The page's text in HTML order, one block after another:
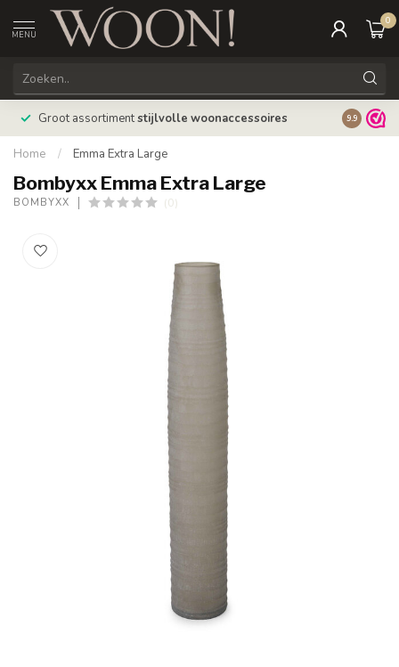
MENU
0
Groot assortimentstijlvolle woonaccessoires 9.9
Home / Emma Extra Large
Bombyxx Emma Extra Large
BOMBYXX (0)